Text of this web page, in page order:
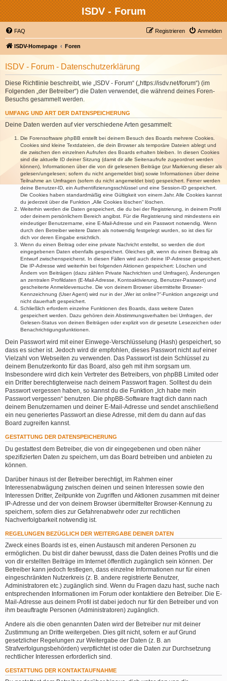
ISDV - Forum
FAQ Anmelden
Registrieren
ISDV-Homepage Foren
ISDV - Forum - Datenschutzerklärung
Diese Richtlinie beschreibt, wie „ISDV - Forum“ („https://isdv.net/forum“) (im
Folgenden „der Betreiber“) die Daten verwendet, die während deines Foren-
Besuchs gesammelt werden.
UMFANG UND ART DER DATENSPEICHERUNG
Deine Daten werden auf vier verschiedene Arten gesammelt:
Die Forensoftware phpBB erstellt bei deinem Besuch des Boards mehrere Cookies.
Cookies sind kleine Textdateien, die dein Browser als temporäre Dateien ablegt und
die zwischen den einzelnen Aufrufen des Boards erhalten bleiben. In diesen Cookies
sind die aktuelle ID deiner Sitzung (damit dir alle Seitenaufrufe zugeordnet werden
können), Informationen über die von dir gelesenen Beiträge (zur Markierung dieser als
gelesen/ungelesen; sofern du nicht angemeldet bist) sowie Informationen über deine
Teilnahme an Umfragen (sofern du nicht angemeldet bist) gespeichert. Ferner werden
deine Benutzer-ID, ein Authentifizierungsschlüssel und eine Session-ID gespeichert.
Die Cookies haben standardmäßig eine Gültigkeit von einem Jahr. Alle Cookies kannst
du jederzeit über die Funktion „Alle Cookies löschen“ löschen.
Weiterhin werden die Daten gespeichert, die du bei der Registrierung, in deinem Profil
oder deinem persönlichem Bereich angibst. Für die Registrierung sind mindestens ein
eindeutiger Benutzername, eine E-Mail-Adresse und ein Passwort notwendig. Wenn
durch den Betreiber weitere Daten als notwendig festgelegt wurden, so ist dies für
dich vor deren Eingabe ersichtlich.
Wenn du einen Beitrag oder eine private Nachricht erstellst, so werden die dort
eingegebenen Daten ebenfalls gespeichert. Gleiches gilt, wenn du einen Beitrag als
Entwurf zwischenspeicherst. In diesen Fällen wird auch deine IP-Adresse gespeichert.
Die IP-Adresse wird weiterhin bei folgenden Aktionen gespeichert: Löschen und
Ändern von Beiträgen (dazu zählen Private Nachrichten und Umfragen), Änderungen
an zentralen Profildaten (E-Mail-Adresse, Kontoaktivierung, Benutzer-Passwort) und
gescheiterte Anmeldeversuche. Die von deinem Browser übermittelte Browser-
Kennzeichnung (User Agent) wird nur in der „Wer ist online?“-Funktion angezeigt und
nicht dauerhaft gespeichert.
Schließlich erfordern einzelne Funktionen des Boards, dass weitere Daten
gespeichert werden. Dazu gehören dein Abstimmungsverhalten bei Umfragen, der
Gelesen-Status von deinen Beiträgen oder explizit von dir gesetzte Lesezeichen oder
Benachrichtigungsfunktionen.
Dein Passwort wird mit einer Einwege-Verschlüsselung (Hash) gespeichert, so
dass es sicher ist. Jedoch wird dir empfohlen, dieses Passwort nicht auf einer
Vielzahl von Webseiten zu verwenden. Das Passwort ist dein Schlüssel zu
deinem Benutzerkonto für das Board, also geh mit ihm sorgsam um.
Insbesondere wird dich kein Vertreter des Betreibers, von phpBB Limited oder
ein Dritter berechtigterweise nach deinem Passwort fragen. Solltest du dein
Passwort vergessen haben, so kannst du die Funktion „Ich habe mein
Passwort vergessen“ benutzen. Die phpBB-Software fragt dich dann nach
deinem Benutzernamen und deiner E-Mail-Adresse und sendet anschließend
ein neu generiertes Passwort an diese Adresse, mit dem du dann auf das
Board zugreifen kannst.
GESTATTUNG DER DATENSPEICHERUNG
Du gestattest dem Betreiber, die von dir eingegebenen und oben näher
spezifizierten Daten zu speichern, um das Board betreiben und anbieten zu
können.
Darüber hinaus ist der Betreiber berechtigt, im Rahmen einer
Interessenabwägung zwischen deinen und seinen Interessen sowie den
Interessen Dritter, Zeitpunkte von Zugriffen und Aktionen zusammen mit deiner
IP-Adresse und der von deinem Browser übermittelter Browser-Kennung zu
speichern, sofern dies zur Gefahrenabwehr oder zur rechtlichen
Nachverfolgbarkeit notwendig ist.
REGELUNGEN BEZÜGLICH DER WEITERGABE DEINER DATEN
Zweck eines Boards ist es, einen Austausch mit anderen Personen zu
ermöglichen. Du bist dir daher bewusst, dass die Daten deines Profils und die
von dir erstellten Beiträge im Internet öffentlich zugänglich sein können. Der
Betreiber kann jedoch festlegen, dass einzelne Informationen nur für einen
eingeschränkten Nutzerkreis (z. B. andere registrierte Benutzer,
Administratoren etc.) zugänglich sind. Wenn du Fragen dazu hast, suche nach
entsprechenden Informationen im Forum oder kontaktiere den Betreiber. Die E-
Mail-Adresse aus deinem Profil ist dabei jedoch nur für den Betreiber und von
ihm beauftragte Personen (Administratoren) zugänglich.
Andere als die oben genannten Daten wird der Betreiber nur mit deiner
Zustimmung an Dritte weitergeben. Dies gilt nicht, sofern er auf Grund
gesetzlicher Regelungen zur Weitergabe der Daten (z. B. an
Strafverfolgungsbehörden) verpflichtet ist oder die Daten zur Durchsetzung
rechtlicher Interessen erforderlich sind.
GESTATTUNG DER KONTAKTAUFNAHME